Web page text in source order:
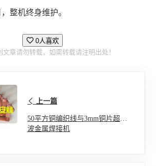
整机终身维护。
0人喜欢
文章请勿转载，如需转载请注明出处！
上一篇
50平方铜编织线与3mm铜片超声
波金属焊接机